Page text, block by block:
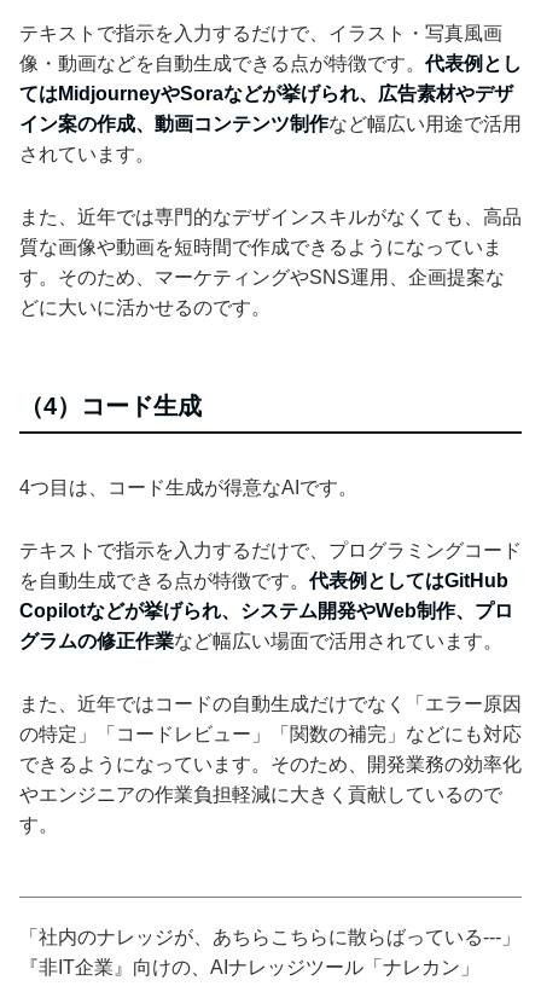
テキストで指示を入力するだけで、イラスト・写真風画
像・動画などを自動生成できる点が特徴です。代表例とし
てはMidjourneyやSoraなどが挙げられ、広告素材やデザ
イン案の作成、動画コンテンツ制作など幅広い用途で活用
されています。
また、近年では専門的なデザインスキルがなくても、高品
質な画像や動画を短時間で作成できるようになっていま
す。そのため、マーケティングやSNS運用、企画提案な
どに大いに活かせるのです。
（4）コード生成
4つ目は、コード生成が得意なAIです。
テキストで指示を入力するだけで、プログラミングコード
を自動生成できる点が特徴です。代表例としてはGitHub
Copilotなどが挙げられ、システム開発やWeb制作、プロ
グラムの修正作業など幅広い場面で活用されています。
また、近年ではコードの自動生成だけでなく「エラー原因
の特定」「コードレビュー」「関数の補完」などにも対応
できるようになっています。そのため、開発業務の効率化
やエンジニアの作業負担軽減に大きく貢献しているので
す。
「社内のナレッジが、あちらこちらに散らばっている---」
『非IT企業』向けの、AIナレッジツール「ナレカン」